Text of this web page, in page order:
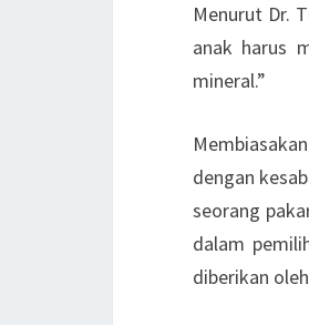
Menurut Dr.
anak harus
mineral.”
dengan
seorang
dalam
diberikan